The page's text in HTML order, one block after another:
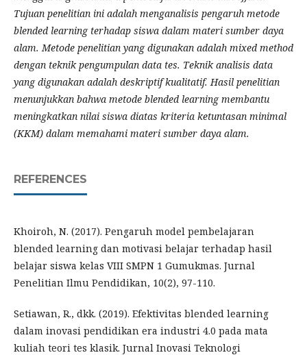
Tujuan penelitian ini adalah menganalisis pengaruh metode
blended learning terhadap siswa dalam materi sumber daya
alam. Metode penelitian yang digunakan adalah mixed method
dengan teknik pengumpulan data tes. Teknik analisis data
yang digunakan adalah deskriptif kualitatif. Hasil penelitian
menunjukkan bahwa metode blended learning membantu
meningkatkan nilai siswa diatas kriteria ketuntasan minimal
(KKM) dalam memahami materi sumber daya alam.
REFERENCES
Khoiroh, N. (2017). Pengaruh model pembelajaran
blended learning dan motivasi belajar terhadap hasil
belajar siswa kelas VIII SMPN 1 Gumukmas. Jurnal
Penelitian Ilmu Pendidikan, 10(2), 97-110.
Setiawan, R., dkk. (2019). Efektivitas blended learning
dalam inovasi pendidikan era industri 4.0 pada mata
kuliah teori tes klasik. Jurnal Inovasi Teknologi